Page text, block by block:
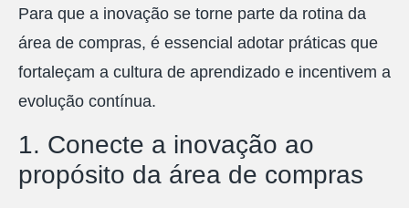
Para que a inovação se torne parte da rotina da
área de compras, é essencial adotar práticas que
fortaleçam a cultura de aprendizado e incentivem a
evolução contínua.
1. Conecte a inovação ao
propósito da área de compras